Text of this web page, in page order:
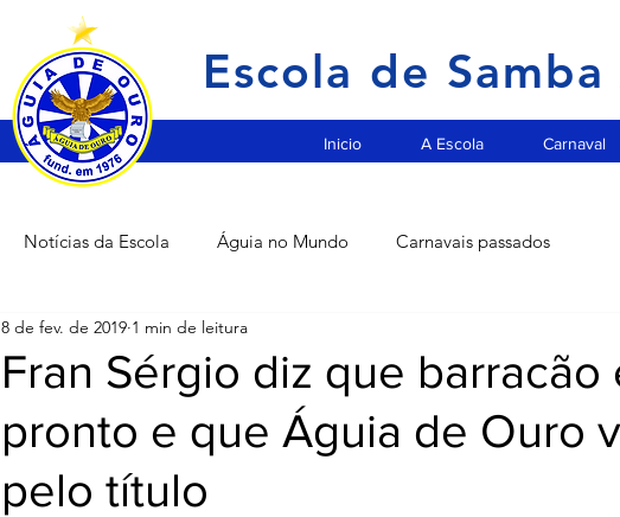
Escola de
Inicio A Escola Carnaval
Notícias da Escola Águia no Mundo Carnavais passados
Fran Sérgio diz que barracão
pronto e que Águia de Ouro
pelo título
8 de fev. de 2019 1 min de leitura